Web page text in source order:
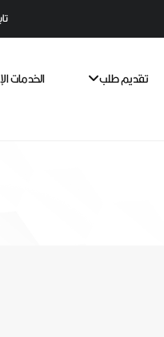
تقديم طلب الخدمات